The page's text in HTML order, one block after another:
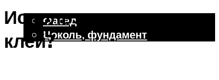
Фасад
Цоколь, фундамент
Использовать ли
клей?